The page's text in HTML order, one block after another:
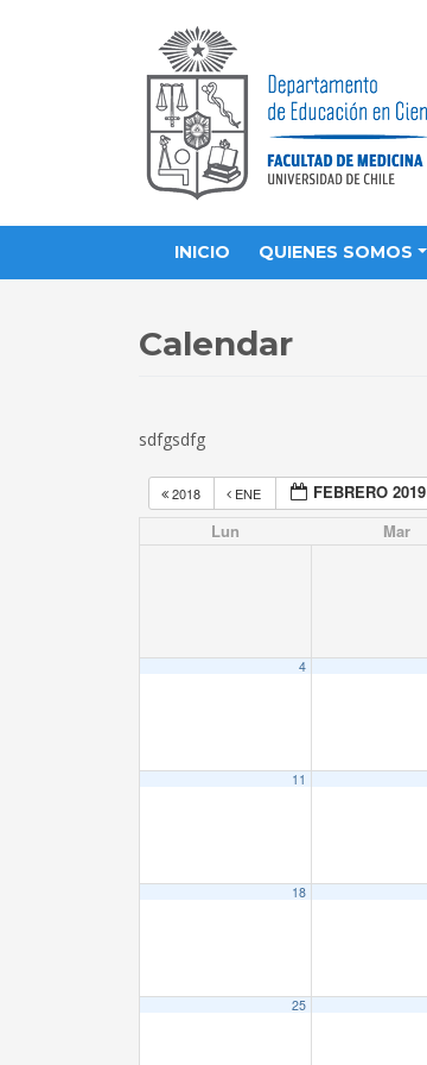
INICIO QUIENES SOMOS
Calendar
sdfgsdfg
2018 ENE FEBRERO 2019
Lun Mar
4
11
18
25